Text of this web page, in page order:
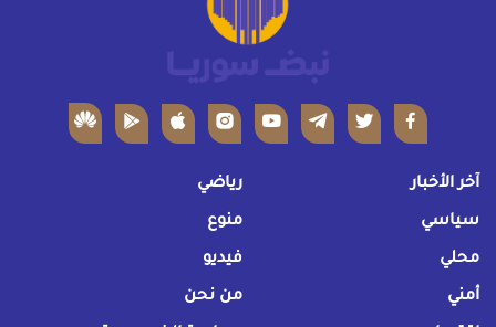
آخر الأخبار
سياسي
محلي
أمني
رياضي
منوع
فيديو
من نحن